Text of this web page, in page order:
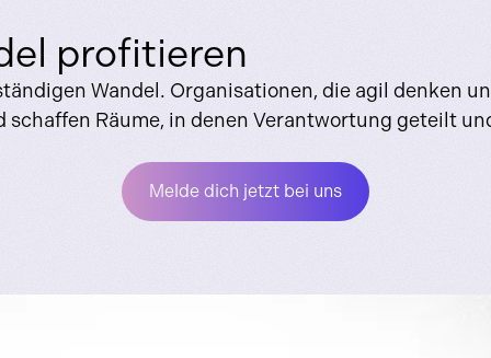
profitieren
Wandel. Organisationen, die agil denken
Räume, in denen Verantwortung geteilt
Melde dich jetzt bei uns